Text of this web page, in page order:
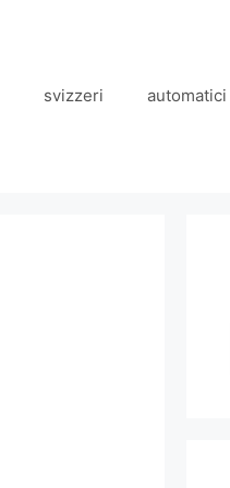
svizzeri automatici